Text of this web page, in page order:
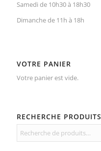
Samedi de 10h30 à 18h30
Dimanche de 11h à 18h
VOTRE PANIER
Votre panier est vide.
RECHERCHE PRODUITS